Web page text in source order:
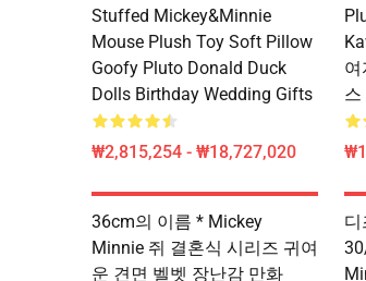
Stuffed Mickey&Minnie
Mouse Plush Toy Soft Pillow
Goofy Pluto Donald Duck
Dolls Birthday Wedding Gifts
₩2,815,254 - ₩18,727,020
여
스
36cm의 이름 * Mickey
Minnie 쥐 결혼식 시리즈 귀여
운 견면 벨벳 장난감 만화
디